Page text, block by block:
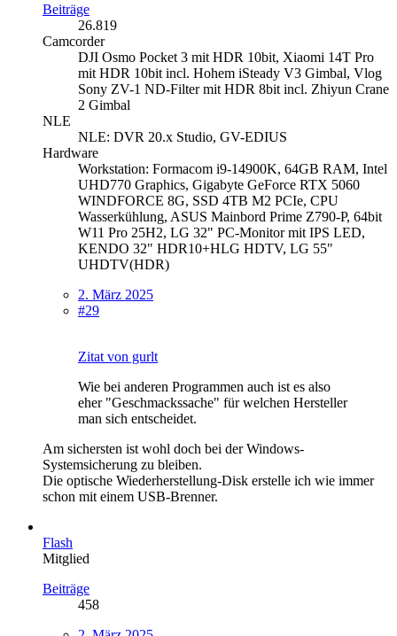
Beiträge
26.819
Camcorder
DJI Osmo Pocket 3 mit HDR 10bit, Xiaomi 14T Pro
mit HDR 10bit incl. Hohem iSteady V3 Gimbal, Vlog
Sony ZV-1 ND-Filter mit HDR 8bit incl. Zhiyun Crane
2 Gimbal
NLE
NLE: DVR 20.x Studio, GV-EDIUS
Hardware
Workstation: Formacom i9-14900K, 64GB RAM, Intel
UHD770 Graphics, Gigabyte GeForce RTX 5060
WINDFORCE 8G, SSD 4TB M2 PCIe, CPU
Wasserkühlung, ASUS Mainbord Prime Z790-P, 64bit
W11 Pro 25H2, LG 32" PC-Monitor mit IPS LED,
KENDO 32" HDR10+HLG HDTV, LG 55"
UHDTV(HDR)
2. März 2025
#29
Zitat von gurlt
Wie bei anderen Programmen auch ist es also
eher "Geschmackssache" für welchen Hersteller
man sich entscheidet.
Am sichersten ist wohl doch bei der Windows-
Systemsicherung zu bleiben.
Die optische Wiederherstellung-Disk erstelle ich wie immer
schon mit einem USB-Brenner.
Flash
Mitglied
Beiträge
458